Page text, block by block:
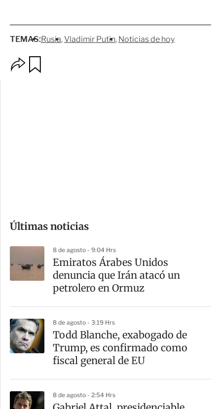
TEMAS:Rusia Vladimir Putin Noticias de hoy
p
m
r
t
Últimas noticias
8 de agosto - 9:04 Hrs
Emiratos Árabes Unidos
denuncia que Irán atacó un
petrolero en Ormuz
8 de agosto - 3:19 Hrs
Todd Blanche, exabogado de
Trump, es confirmado como
fiscal general de EU
8 de agosto - 2:54 Hrs